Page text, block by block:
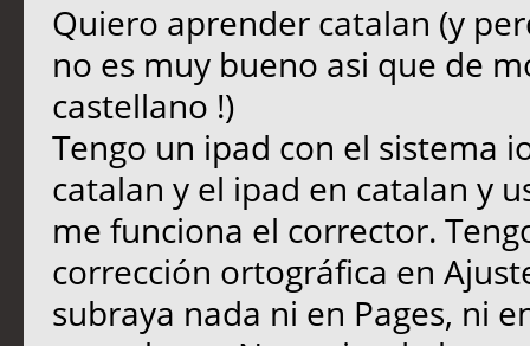
Quiero aprender catalan (y
no es muy bueno asi que de
castellano !)
Tengo un ipad con el sistema
catalan y el ipad en catalan y
me funciona el corrector.
corrección ortográfica en
subraya nada ni en Pages, ni